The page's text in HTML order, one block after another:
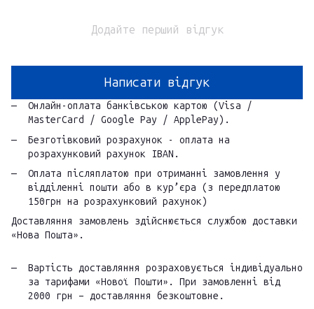
Додайте перший відгук
Написати відгук
Онлайн-оплата банківською картою (Visa /
MasterCard / Google Pay / ApplePay).
Безготівковий розрахунок - оплата на
розрахунковий рахунок IBAN.
Оплата післяплатою при отриманні замовлення у
відділенні пошти або в кур’єра (з передплатою
150грн на розрахунковий рахунок)
Доставляння замовлень здійснюється службою доставки
«Нова Пошта».
Вартість доставляння розраховується індивідуально
за тарифами «Нової Пошти». При замовленні від
2000 грн – доставляння безкоштовне.